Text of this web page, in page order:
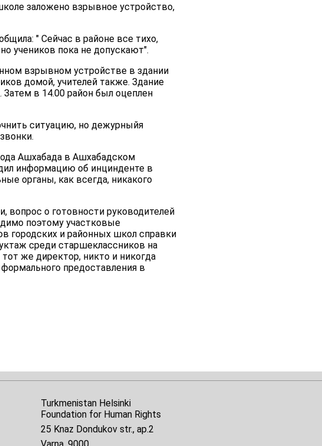
заложено взрывное устройство,
" Сейчас в районе все тихо,
учеников пока не допускают".
взрывном устройстве в здании
домой, учителей также. Здание
в 14.00 район был оцеплен
ситуацию, но дежурныйя
Ашхабада в Ашхабадском
информацию об инцинденте в
органы, как всегда, никакого
вопрос о готовности руководителей
поэтому участковые
городских и районных школ справки
среди старшеклассников на
же директор, никто и никогда
предоставления в
Turkmenistan Helsinki
Foundation for Human Rights
25 Knaz Dondukov str., ap.2
Varna, 9000